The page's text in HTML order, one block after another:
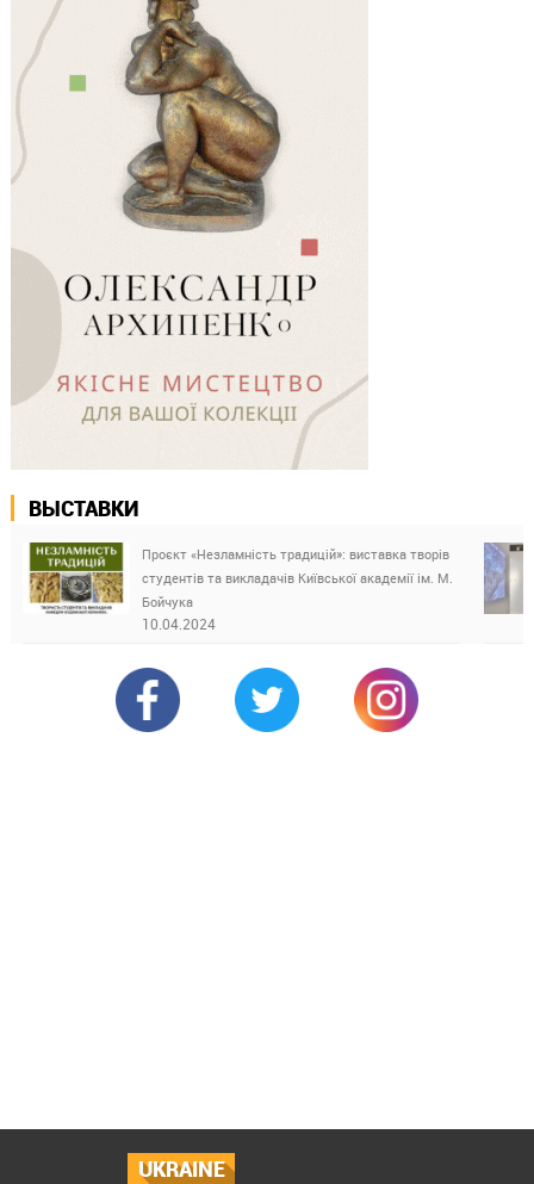
ВЫСТАВКИ
Проєкт «Незламність традицій»: виставка творів
студентів та викладачів Київської академії ім. М.
Бойчука
10.04.2024
UKRAINE